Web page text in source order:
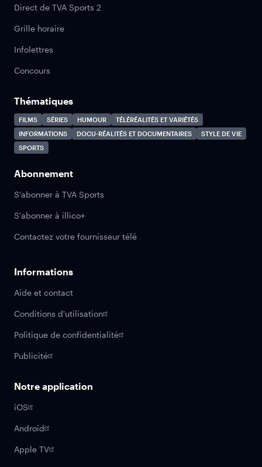
Direct de TVA Sports 2
Grille horaire
Infolettres
Concours
Thématiques
FILMS SÉRIES HUMOUR
TÉLÉRÉALITÉS ET VARIÉTÉS
INFORMATIONS
DOCU-RÉALITÉS ET DOCUMENTAIRES
STYLE DE VIE
SPORTS
Abonnement
S'abonner à TVA Sports
S'abonner à illico+
Contactez votre fournisseur télé
Informations
Aide et contact
Conditions d'utilisation
Politique de confidentialité
Publicité
Notre application
iOS
Android
Apple TV